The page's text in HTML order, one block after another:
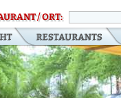
/ ORT: